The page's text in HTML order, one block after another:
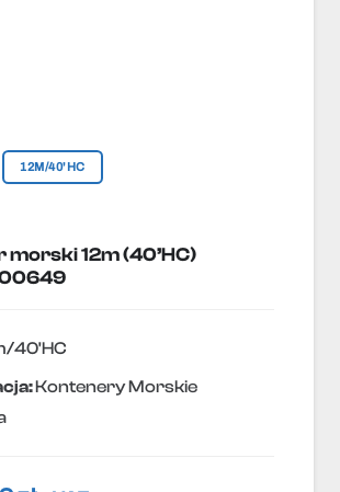
12M/40'HC
12m (40’HC)
40'HC
Kontenery Morskie